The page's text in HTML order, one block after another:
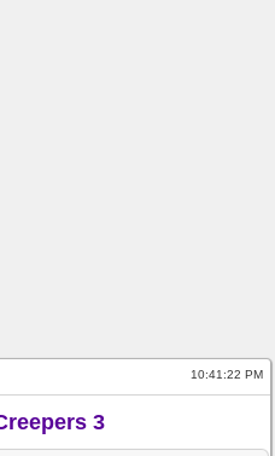
10:41:22 PM
3